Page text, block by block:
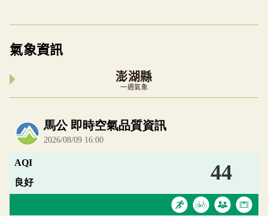
氣象資訊
澎湖縣
一週氣象
內嵌空氣品質小工具為視覺預覽，完整即時空